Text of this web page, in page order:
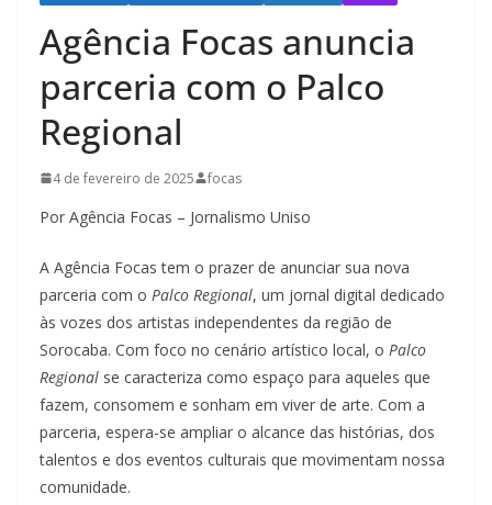
Agência Focas anuncia
parceria com o Palco
Regional
4 de fevereiro de 2025 focas
Por Agência Focas – Jornalismo Uniso
A Agência Focas tem o prazer de anunciar sua nova
parceria com o Palco Regional, um jornal digital dedicado
às vozes dos artistas independentes da região de
Sorocaba. Com foco no cenário artístico local, o Palco
Regional se caracteriza como espaço para aqueles que
fazem, consomem e sonham em viver de arte. Com a
parceria, espera-se ampliar o alcance das histórias, dos
talentos e dos eventos culturais que movimentam nossa
comunidade.